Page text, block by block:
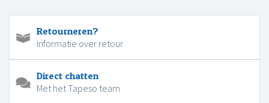
Retourneren?
Informatie over retour
Direct chatten
Met het Tapeso team